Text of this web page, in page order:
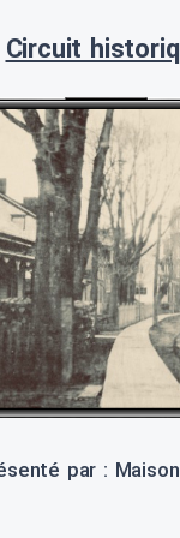
Circuit
par :